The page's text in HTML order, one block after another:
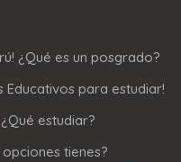
¿Qué es un posgrado?
Educativos para estudiar!
estudiar?
tienes?